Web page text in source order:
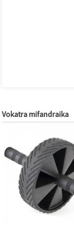
Vokatra mifandraika